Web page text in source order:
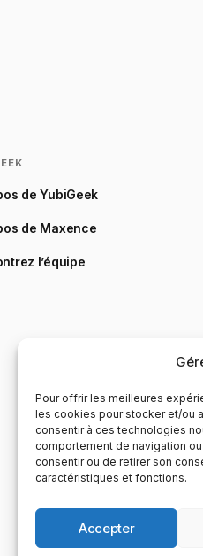
Pour offrir les meilleures
les cookies pour stocker et/ou
consentir à ces technologies
comportement de navigation
consentir ou de retirer son
caractéristiques et fonctions.
Accepter
de YubiGeek
de Maxence
l’équipe